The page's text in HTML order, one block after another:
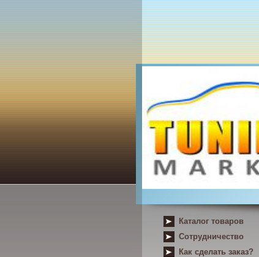
Каталог товаров
Сотрудничество
Как сделать заказ?